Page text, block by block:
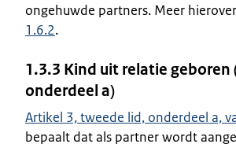
ongehuwde partners. Meer
1.6.2.
1.3.3 Kind uit relatie
onderdeel a)
Artikel 3, tweede lid, onderdeel a,
bepaalt dat als partner wordt